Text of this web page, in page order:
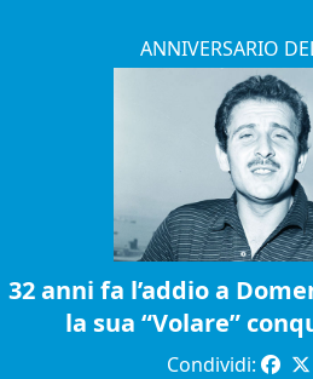
ANNIVERSARIO
32 anni fa l’addio a
la sua “Volare”
Condividi: